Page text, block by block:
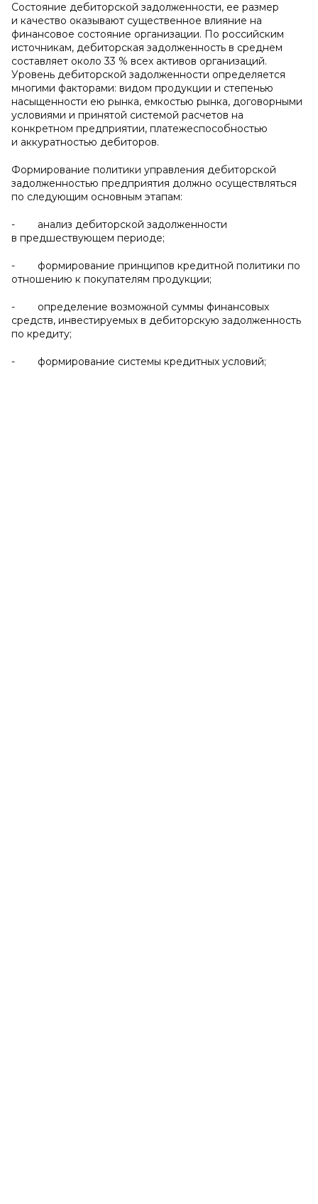
Состояние дебиторской задолженности, ее размер
и качество оказывают существенное влияние на
финансовое состояние организации. По российским
источникам, дебиторская задолженность в среднем
составляет около 33 % всех активов организаций.
Уровень дебиторской задолженности определяется
многими факторами: видом продукции и степенью
насыщенности ею рынка, емкостью рынка, договорными
условиями и принятой системой расчетов на
конкретном предприятии, платежеспособностью
и аккуратностью дебиторов.
Формирование политики управления дебиторской
задолженностью предприятия должно осуществляться
по следующим основным этапам:
- анализ дебиторской задолженности
в предшествующем периоде;
- формирование принципов кредитной политики по
отношению к покупателям продукции;
- определение возможной суммы финансовых
средств, инвестируемых в дебиторскую задолженность
по кредиту;
- формирование системы кредитных условий;